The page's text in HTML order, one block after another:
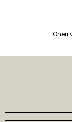
Öneri